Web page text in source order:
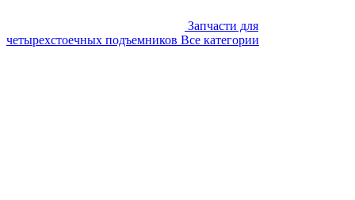
Запчасти для
четырехстоечных подъемников Все категории